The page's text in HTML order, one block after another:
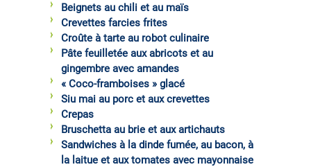
Beignets au chili et au maïs
Crevettes farcies frites
Croûte à tarte au robot culinaire
Pâte feuilletée aux abricots et au
gingembre avec amandes
« Coco-framboises » glacé
Siu mai au porc et aux crevettes
Crepas
Bruschetta au brie et aux artichauts
Sandwiches à la dinde fumée, au bacon, à
la laitue et aux tomates avec mayonnaise